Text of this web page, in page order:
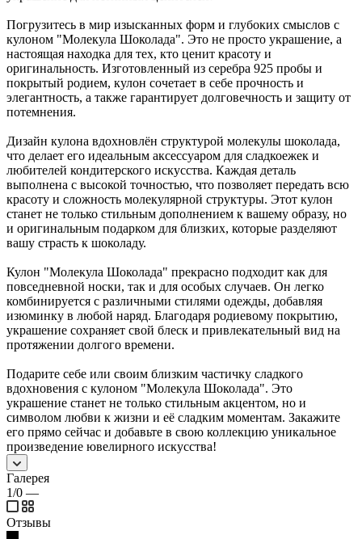
Погрузитесь в мир изысканных форм и глубоких смыслов с
кулоном "Молекула Шоколада". Это не просто украшение, а
настоящая находка для тех, кто ценит красоту и
оригинальность. Изготовленный из серебра 925 пробы и
покрытый родием, кулон сочетает в себе прочность и
элегантность, а также гарантирует долговечность и защиту от
потемнения.
Дизайн кулона вдохновлён структурой молекулы шоколада,
что делает его идеальным аксессуаром для сладкоежек и
любителей кондитерского искусства. Каждая деталь
выполнена с высокой точностью, что позволяет передать всю
красоту и сложность молекулярной структуры. Этот кулон
станет не только стильным дополнением к вашему образу, но
и оригинальным подарком для близких, которые разделяют
вашу страсть к шоколаду.
Кулон "Молекула Шоколада" прекрасно подходит как для
повседневной носки, так и для особых случаев. Он легко
комбинируется с различными стилями одежды, добавляя
изюминку в любой наряд. Благодаря родиевому покрытию,
украшение сохраняет свой блеск и привлекательный вид на
протяжении долгого времени.
Подарите себе или своим близким частичку сладкого
вдохновения с кулоном "Молекула Шоколада". Это
украшение станет не только стильным акцентом, но и
символом любви к жизни и её сладким моментам. Закажите
его прямо сейчас и добавьте в свою коллекцию уникальное
произведение ювелирного искусства!
Галерея
1/0 —
Отзывы